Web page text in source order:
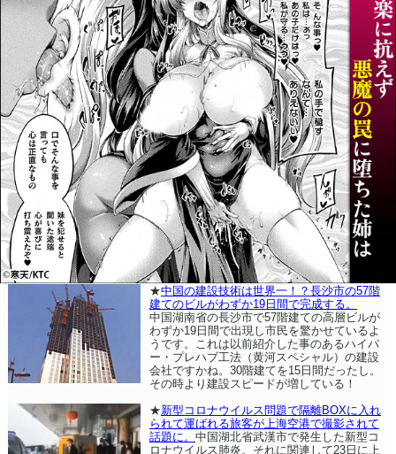
★中国の建設技術は世界一！？長沙市の57階
建てのビルがわずか19日間で完成する。
中国湖南省の長沙市で57階建ての高層ビルが
わずか19日間で出現し市民を驚かせているよ
うです。これは以前紹介した事のあるハイパ
ー・プレハブ工法（黄河スペシャル）の建設
会社ですかね。30階建てを15日間だったし。
その時より建設スピードが増している！
★新型コロナウイルス問題で隔離BOXに入れ
られて運ばれる旅客が上海空港で撮影されて
話題に。 中国湖北省武漢市で発生した新型コ
ロナウイルス肺炎。それに関連して23日に上